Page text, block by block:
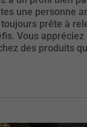
une personne
prête à
Vous
des produits